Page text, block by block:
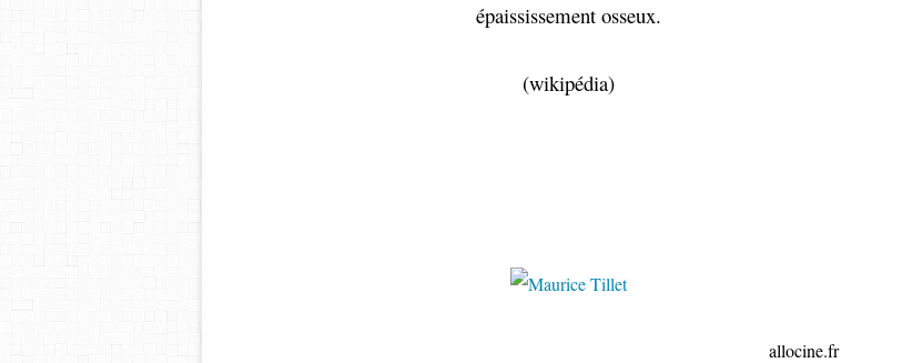
épaississement osseux.
(wikipédia)
allocine.fr